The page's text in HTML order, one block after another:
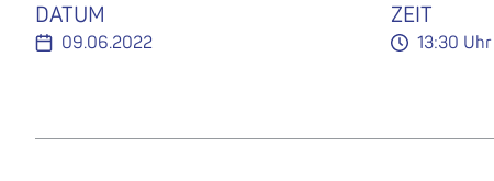
DATUM
09.06.2022
ZEIT
13:30 Uhr